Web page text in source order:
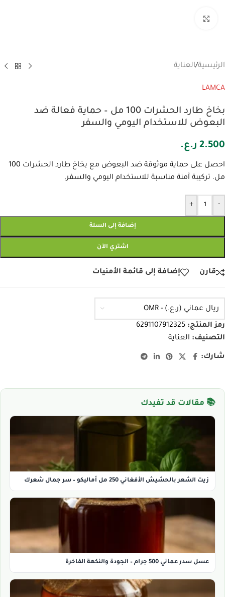
الرئيسية/العناية
LAMCA
بخاخ طارد الحشرات 100 مل – حماية فعالة ضد
البعوض للاستخدام اليومي والسفر
2.500 ر.ع.
احصل على حماية موثوقة ضد البعوض مع بخاخ طارد الحشرات 100
مل. تركيبة آمنة مناسبة للاستخدام اليومي والسفر.
-
+
إضافة إلى السلة
اشتري الآن
قارن إضافة إلى قائمة الأمنيات
ريال عماني (ر.ع.) - OMR
رمز المنتج: 6291107912325
التصنيف: العناية
شارك:
📚 مقالات قد تفيدك
زيت الشعر بالحشيش الأفغاني 250 مل أماليكو – سر جمال شعرك
عسل سدر عماني 500 جرام – الجودة والنكهة الفاخرة